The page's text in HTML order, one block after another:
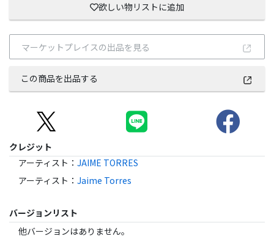
欲しい物リストに追加
マーケットプレイスの出品を見る
この商品を出品する
クレジット
アーティスト ： JAIME TORRES
アーティスト ： Jaime Torres
バージョンリスト
他バージョンはありません。